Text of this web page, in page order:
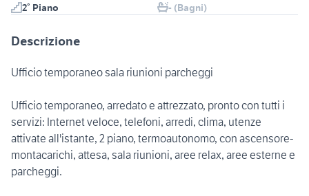
2° Piano
- (Bagni)
Descrizione
Ufficio temporaneo sala riunioni parcheggi
Ufficio temporaneo, arredato e attrezzato, pronto con tutti i
servizi: Internet veloce, telefoni, arredi, clima, utenze
attivate all'istante, 2 piano, termoautonomo, con ascensore-
montacarichi, attesa, sala riunioni, aree relax, aree esterne e
parcheggi.